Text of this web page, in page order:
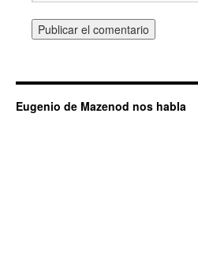
Eugenio de Mazenod nos habla